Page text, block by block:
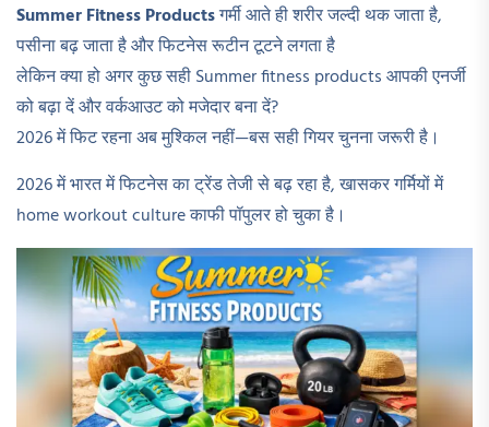
Summer Fitness Productsगर्मी आते ही शरीर जल्दी थक जाता है,
पसीना बढ़ जाता है और फिटनेस रूटीन टूटने लगता है
लेकिन क्या हो अगर कुछ सही Summer fitness products आपकी एनर्जी
को बढ़ा दें और वर्कआउट को मजेदार बना दें?
2026 में फिट रहना अब मुश्किल नहीं—बस सही गियर चुनना जरूरी है।
2026 में भारत में फिटनेस का ट्रेंड तेजी से बढ़ रहा है, खासकर गर्मियों में
home workout culture काफी पॉपुलर हो चुका है।